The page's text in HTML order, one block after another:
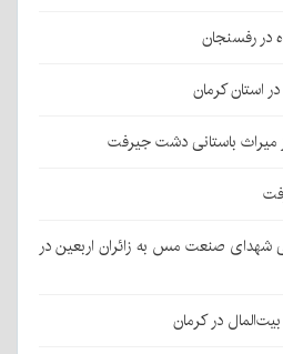
در رفسنجان
استان کرمان
میراث باستانی دشت جیرفت
شهدای صنعت مس به زائران اربعین در
در کرمان